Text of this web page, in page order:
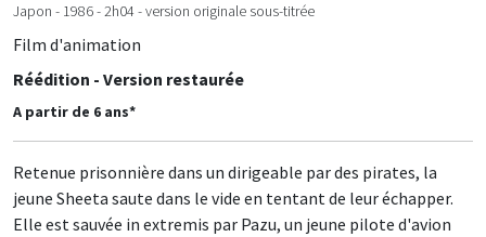
Japon - 1986 - 2h04 - version originale sous-titrée
Film d'animation
Réédition - Version restaurée
A partir de 6 ans*
Retenue prisonnière dans un dirigeable par des pirates, la
jeune Sheeta saute dans le vide en tentant de leur échapper.
Elle est sauvée in extremis par Pazu, un jeune pilote d'avion